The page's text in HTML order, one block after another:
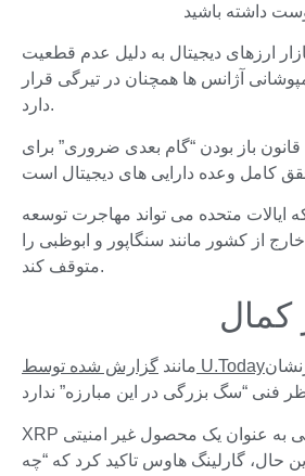
داشته باشید
ارزهای دیجیتال به دلیل عدم قطعیت
آژانس ها همچنان در تیرگی قرار
دارد.
قانون باز بودن “گام بعدی ضروری” برای
ایالات متحده می تواند مهاجرت توسعه
از کشور مانند سنگاپور و ابوظبی را
متوقف کند.
کمال
مانند گزارش شده توسط U.Today
XRP قبلاً از نظر قانونی به عنوان یک محصول غیر امنیتی
حال، گارلینگ هاوس تاکید کرد که “چه